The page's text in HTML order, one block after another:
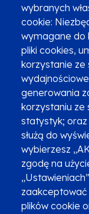
wybranych
cookie:
wymagane do
pliki cookies,
korzystanie ze
generowania
korzystaniu ze
statystyk;
służą do
wybierzesz
zgodę na
zaakceptować
plików cookie
Zgłoszenia
Najczęściej
Zobacz inne programy
Deklaracja dostępności
Przetwarzanie